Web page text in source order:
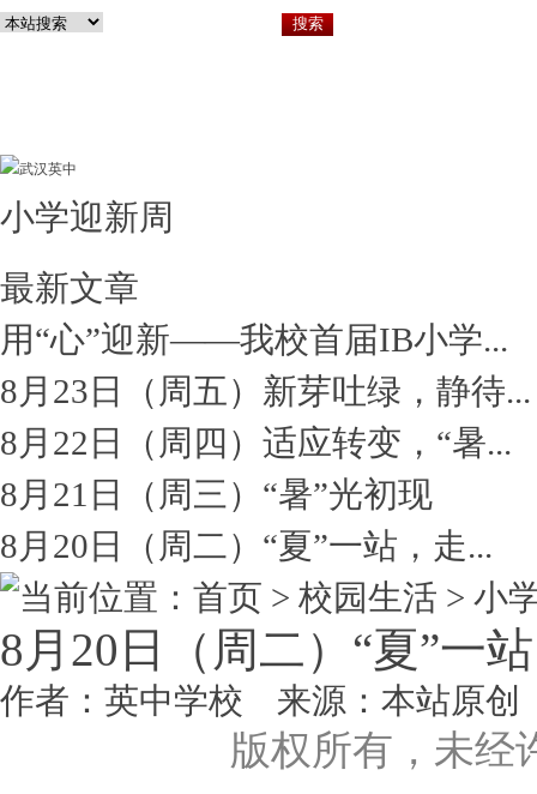
小学迎新周
最新文章
用“心”迎新——我校首届IB小学...
8月23日（周五）新芽吐绿，静待...
8月22日（周四）适应转变，“暑...
8月21日（周三）“暑”光初现
8月20日（周二）“夏”一站，走...
当前位置：首页 > 校园生活 > 小
8月20日（周二）“夏”一
作者：英中学校 来源：本站原创
版权所有，未